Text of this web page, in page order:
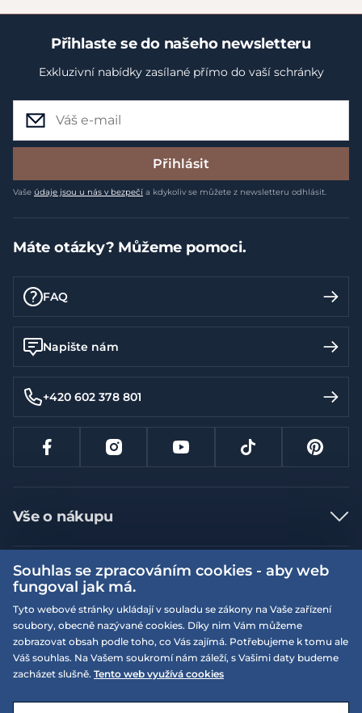
Přihlaste se do našeho newsletteru
Exkluzivní nabídky zasílané přímo do vaší schránky
Přihlásit
Vaše údaje jsou u nás v bezpečí a kdykoliv se můžete z newsletteru odhlásit.
Máte otázky? Můžeme pomoci.
FAQ
Napište nám
+420 602 378 801
Vše o nákupu
Jak nakupovat
Nejčastější dotazy
Doprava a platba
Vrácení a výměna zboží
Reklamace
Velikostní tabulky
Více informací
Obchodní podmínky
Podmínky EQS věrnostního klubu
On-line katalogy
Naše prodejny
EQS Rudná
E-shop vytvořila a technicky zajišťujeSIMPLIA.cz
Souhlas se zpracováním cookies - aby web
fungoval jak má.
Tyto webové stránky ukládají v souladu se zákony na Vaše zařízení
soubory, obecně nazývané cookies. Díky nim Vám můžeme
zobrazovat obsah podle toho, co Vás zajímá. Potřebujeme k tomu ale
Váš souhlas. Na Vašem soukromí nám záleží, s Vašimi daty budeme
zacházet slušně. Tento web využívá cookies